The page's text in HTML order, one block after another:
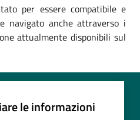
per essere compatibile e
navigato anche attraverso i
attualmente disponibili sul
le informazioni